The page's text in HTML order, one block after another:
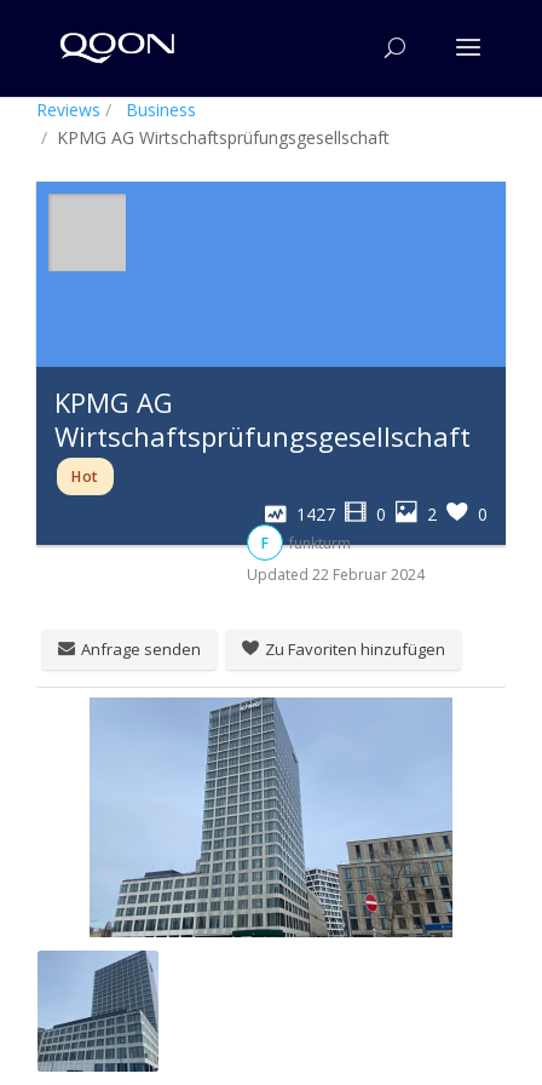
Reviews
Business
KPMG AG Wirtschaftsprüfungsgesellschaft
KPMG AG
Wirtschaftsprüfungsgesellschaft
Hot
1427 0 2 0
F
funkturm
Updated 22 Februar 2024
Anfrage senden Zu Favoriten hinzufügen